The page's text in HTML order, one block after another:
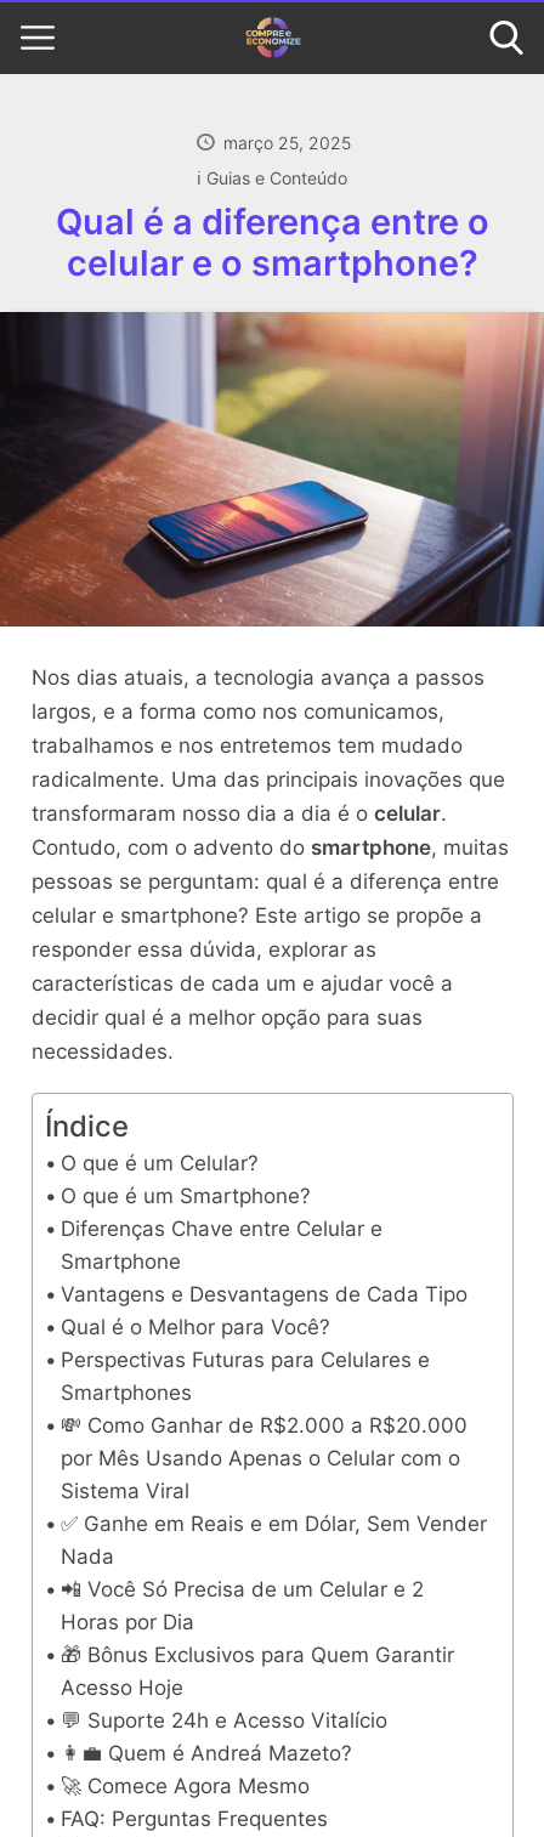
março 25, 2025
ℹ️ Guias e Conteúdo
Qual é a diferença entre o
celular e o smartphone?
Nos dias atuais, a tecnologia avança a passos
largos, e a forma como nos comunicamos,
trabalhamos e nos entretemos tem mudado
radicalmente. Uma das principais inovações que
transformaram nosso dia a dia é o celular.
Contudo, com o advento do smartphone, muitas
pessoas se perguntam: qual é a diferença entre
celular e smartphone? Este artigo se propõe a
responder essa dúvida, explorar as
características de cada um e ajudar você a
decidir qual é a melhor opção para suas
necessidades.
Índice
O que é um Celular?
O que é um Smartphone?
Diferenças Chave entre Celular e
Smartphone
Vantagens e Desvantagens de Cada Tipo
Qual é o Melhor para Você?
Perspectivas Futuras para Celulares e
Smartphones
💸 Como Ganhar de R$2.000 a R$20.000
por Mês Usando Apenas o Celular com o
Sistema Viral
✅ Ganhe em Reais e em Dólar, Sem Vender
Nada
📲 Você Só Precisa de um Celular e 2
Horas por Dia
🎁 Bônus Exclusivos para Quem Garantir
Acesso Hoje
💬 Suporte 24h e Acesso Vitalício
👩‍💼 Quem é Andreá Mazeto?
🚀 Comece Agora Mesmo
FAQ: Perguntas Frequentes